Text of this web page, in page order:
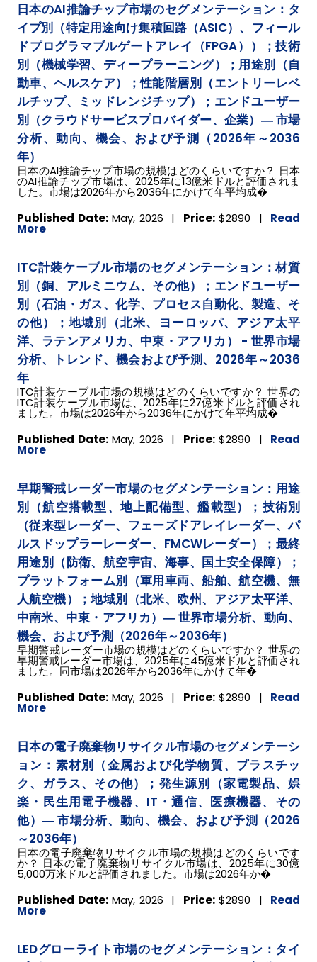
日本のAI推論チップ市場のセグメンテーション：タ
イプ別（特定用途向け集積回路（ASIC）、フィール
ドプログラマブルゲートアレイ（FPGA））；技術
別（機械学習、ディープラーニング）；用途別（自
動車、ヘルスケア）；性能階層別（エントリーレベ
ルチップ、ミッドレンジチップ）；エンドユーザー
別（クラウドサービスプロバイダー、企業）― 市場
分析、動向、機会、および予測（2026年～2036
年）
日本のAI推論チップ市場の規模はどのくらいですか？ 日本
のAI推論チップ市場は、2025年に13億米ドルと評価されま
した。市場は2026年から2036年にかけて年平均成�
Published Date:May, 2026 | Price:$2890 | Read
More
ITC計装ケーブル市場のセグメンテーション：材質
別（銅、アルミニウム、その他）；エンドユーザー
別（石油・ガス、化学、プロセス自動化、製造、そ
の他）；地域別（北米、ヨーロッパ、アジア太平
洋、ラテンアメリカ、中東・アフリカ） - 世界市場
分析、トレンド、機会および予測、2026年～2036
年
ITC計装ケーブル市場の規模はどのくらいですか？ 世界の
ITC計装ケーブル市場は、2025年に27億米ドルと評価され
ました。市場は2026年から2036年にかけて年平均成�
Published Date:May, 2026 | Price:$2890 | Read
More
早期警戒レーダー市場のセグメンテーション：用途
別（航空搭載型、地上配備型、艦載型）；技術別
（従来型レーダー、フェーズドアレイレーダー、パ
ルスドップラーレーダー、FMCWレーダー）；最終
用途別（防衛、航空宇宙、海事、国土安全保障）；
プラットフォーム別（軍用車両、船舶、航空機、無
人航空機）；地域別（北米、欧州、アジア太平洋、
中南米、中東・アフリカ）― 世界市場分析、動向、
機会、および予測（2026年～2036年）
早期警戒レーダー市場の規模はどのくらいですか？ 世界の
早期警戒レーダー市場は、2025年に45億米ドルと評価され
ました。同市場は2026年から2036年にかけて年�
Published Date:May, 2026 | Price:$2890 | Read
More
日本の電子廃棄物リサイクル市場のセグメンテーシ
ョン：素材別（金属および化学物質、プラスチッ
ク、ガラス、その他）；発生源別（家電製品、娯
楽・民生用電子機器、IT・通信、医療機器、その
他）― 市場分析、動向、機会、および予測（2026
～2036年）
日本の電子廃棄物リサイクル市場の規模はどのくらいです
か？ 日本の電子廃棄物リサイクル市場は、2025年に30億
5,000万米ドルと評価されました。市場は2026年か�
Published Date:May, 2026 | Price:$2890 | Read
More
LEDグローライト市場のセグメンテーション：タイ